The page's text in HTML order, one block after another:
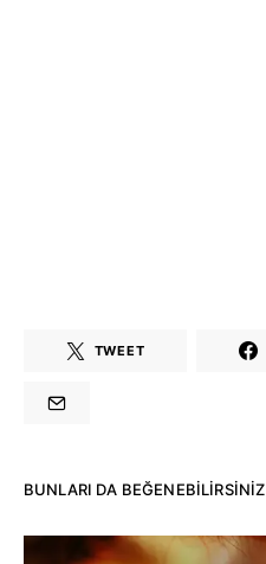
TWEET
BUNLARI DA BEĞENEBILIRSINIZ